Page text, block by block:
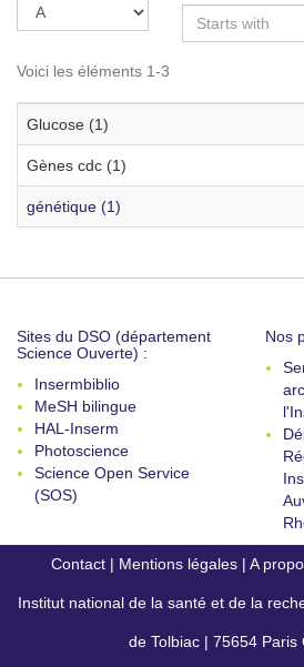
Voici les éléments 1-3
Glucose (1)
Gènes cdc (1)
génétique (1)
Sites du DSO (département
Science Ouverte) :
Insermbiblio
MeSH bilingue
HAL-Inserm
Photoscience
Science Open Service
(SOS)
Nos
Contact | Mentions légales | A
conforme)
Institut national de la santé et de la
de Tolbiac | 75654 Paris